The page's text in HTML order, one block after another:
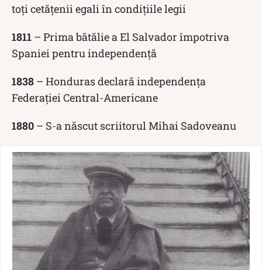
toți cetățenii egali în condițiile legii
1811 – Prima bătălie a El Salvador împotriva
Spaniei pentru independență
1838 – Honduras declară independența
Federației Central-Americane
1880 – S-a născut scriitorul Mihai Sadoveanu